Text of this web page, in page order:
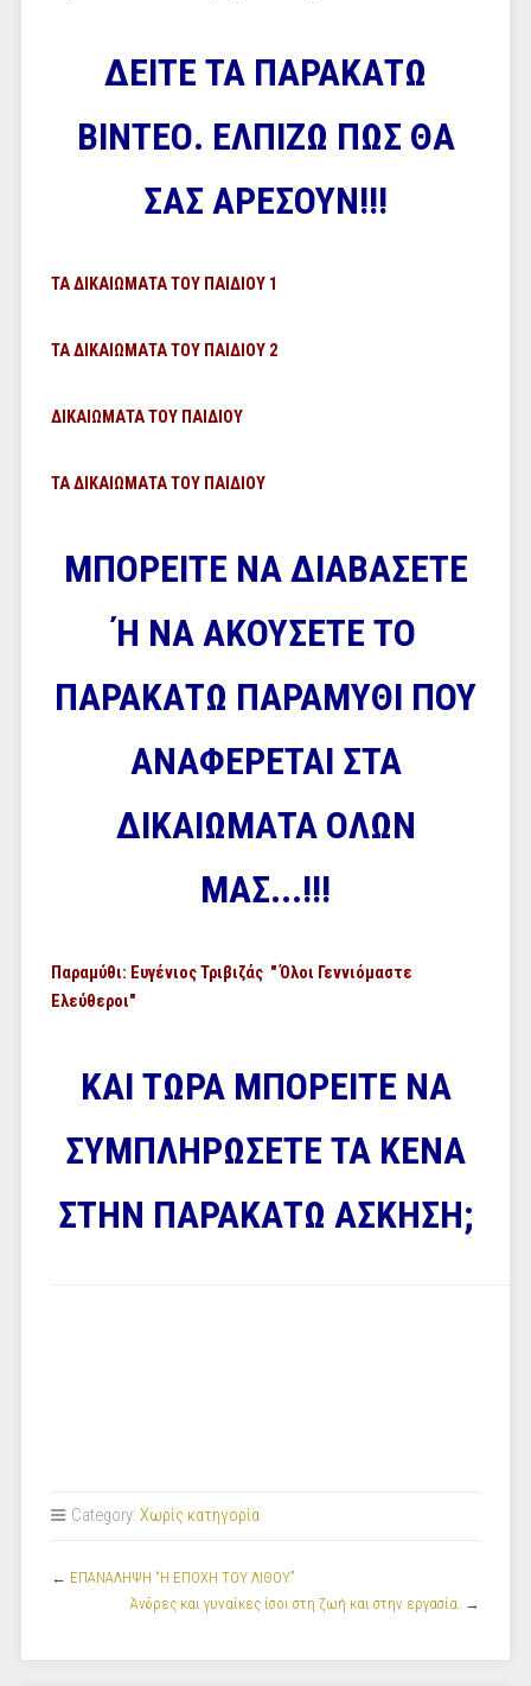
ΔΕΙΤΕ ΤΑ ΠΑΡΑΚΑΤΩ
ΒΙΝΤΕΟ. ΕΛΠΙΖΩ ΠΩΣ ΘΑ
ΣΑΣ ΑΡΕΣΟΥΝ!!!
ΤΑ ΔΙΚΑΙΩΜΑΤΑ ΤΟΥ ΠΑΙΔΙΟΥ 1
ΤΑ ΔΙΚΑΙΩΜΑΤΑ ΤΟΥ ΠΑΙΔΙΟΥ 2
ΔΙΚΑΙΩΜΑΤΑ ΤΟΥ ΠΑΙΔΙΟΥ
ΤΑ ΔΙΚΑΙΩΜΑΤΑ ΤΟΥ ΠΑΙΔΙΟΥ
ΜΠΟΡΕΙΤΕ ΝΑ ΔΙΑΒΑΣΕΤΕ
Ή ΝΑ ΑΚΟΥΣΕΤΕ ΤΟ
ΠΑΡΑΚΑΤΩ ΠΑΡΑΜΥΘΙ ΠΟΥ
ΑΝΑΦΕΡΕΤΑΙ ΣΤΑ
ΔΙΚΑΙΩΜΑΤΑ ΟΛΩΝ
ΜΑΣ...!!!
Παραμύθι: Ευγένιος Τριβιζάς " Όλοι Γεννιόμαστε
Ελεύθεροι"
ΚΑΙ ΤΩΡΑ ΜΠΟΡΕΙΤΕ ΝΑ
ΣΥΜΠΛΗΡΩΣΕΤΕ ΤΑ ΚΕΝΑ
ΣΤΗΝ ΠΑΡΑΚΑΤΩ ΑΣΚΗΣΗ;
Category: Χωρίς κατηγορία
← ΕΠΑΝΑΛΗΨΗ “Η ΕΠΟΧΗ ΤΟΥ ΛΙΘΟΥ”
Άνδρες και γυναίκες ίσοι στη ζωή και στην εργασία. →